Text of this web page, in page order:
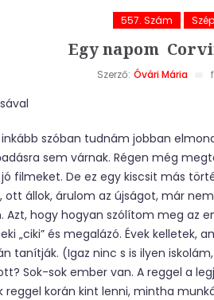
557. Szám
Egy napom
Szerző: Óvári Mária
szóban tudnám jobban
sem várnak. Régen még
filmeket. De ez egy kiscsit más
ott állok, árulom az újságot, már
Azt, hogy hogyan szólítom meg az
„ciki” és megalázó. Évek
tanítják. (Igaz ninc s is ilyen
Sok-sok ember van. A reggel a
reggel korán kint lenni, mintha